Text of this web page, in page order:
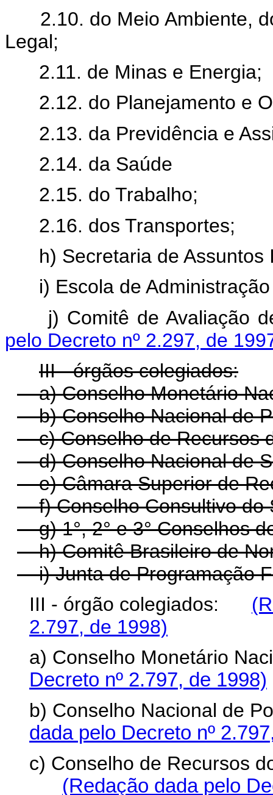
2.10. do Meio Ambiente,
Legal;
2.11. de Minas e Energia;
2.12. do Planejamento e
2.13. da Previdência e
2.14. da Saúde
2.15. do Trabalho;
2.16. dos Transportes;
h) Secretaria de Assuntos
i) Escola de
j) Comitê de
pelo Decreto nº 2.297, de
III - órgãos colegiados:
a) Conselho Monetário
b) Conselho Nacional de
c) Conselho de Recursos
d) Conselho Nacional de
e) Câmara Superior de
f) Conselho Consultivo
g) 1°, 2° e 3° Conselhos
h) Comitê Brasileiro de
i) Junta de Programação
III - órgão colegiados:
2.797, de 1998)
a) Conselho Monetário
Decreto nº 2.797, de 1998)
b) Conselho Nacional de
dada pelo Decreto nº
c) Conselho de Recursos
(Redação dada pelo